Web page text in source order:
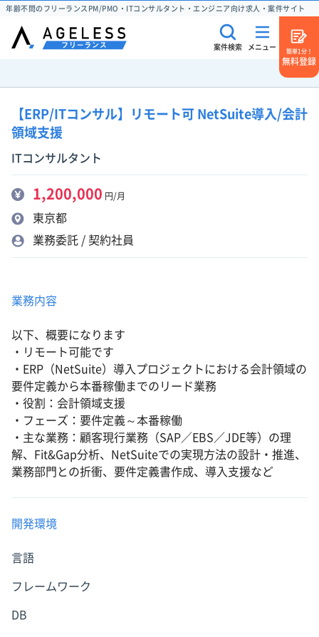
年齢不問のフリーランスPM/PMO・ITコンサルタント・エンジニア向け求人・案件サイト
案件検索 メニュー
簡単1分！
無料登録
【ERP/ITコンサル】リモート可 NetSuite導入/会計
領域支援
ITコンサルタント
1,200,000 円/月
東京都
業務委託 / 契約社員
業務内容
以下、概要になります
・リモート可能です
・ERP（NetSuite）導入プロジェクトにおける会計領域の
要件定義から本番稼働までのリード業務
・役割：会計領域支援
・フェーズ：要件定義～本番稼働
・主な業務：顧客現行業務（SAP／EBS／JDE等）の理
解、Fit&Gap分析、NetSuiteでの実現方法の設計・推進、
業務部門との折衝、要件定義書作成、導入支援など
開発環境
言語
フレームワーク
DB